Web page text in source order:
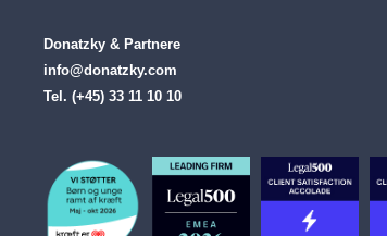
Donatzky & Partnere
info@donatzky.com
Tel. (+45) 33 11 10 10